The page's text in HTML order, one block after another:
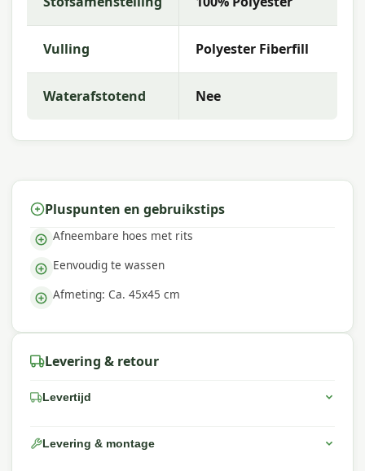
MetMadisonkies je voor hoogwaardige
tuinkussens met uitstekende kleurechtheid en
comfort. De collectie kenmerkt zich door trendy
dessins, duurzame materialen en een uitstekende
pasvorm — perfect voor een comfortabele
Vulling Polyester Fiberfill
Waterafstotend Nee
Pluspunten en gebruikstips
Afneembare hoes met rits
Eenvoudig te wassen
Afmeting: Ca. 45x45 cm
Levering & retour
Levertijd
Levering & montage